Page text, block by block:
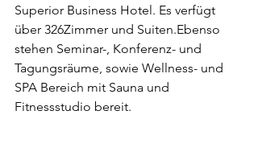
Superior Business Hotel. Es verfügt
über 326Zimmer und Suiten.Ebenso
stehen Seminar-, Konferenz- und
Tagungsräume, sowie Wellness- und
SPA Bereich mit Sauna und
Fitnessstudio bereit.